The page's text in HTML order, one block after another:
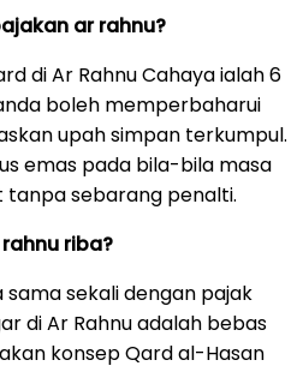
ar rahnu?
di Ar Rahnu Cahaya ialah 6
boleh memperbaharui
upah simpan terkumpul.
emas pada bila-bila masa
sebarang penalti.
riba?
sama sekali dengan pajak
di Ar Rahnu adalah bebas
konsep Qard al-Hasan